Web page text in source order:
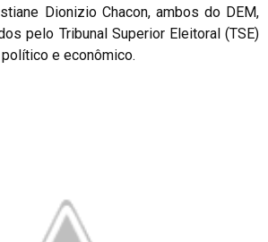
Dionizio Chacon, ambos do DEM,
pelo Tribunal Superior Eleitoral (TSE)
e econômico.